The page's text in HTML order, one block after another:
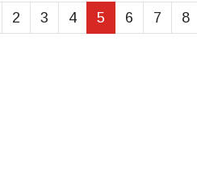
2 3 4 5 6 7 8